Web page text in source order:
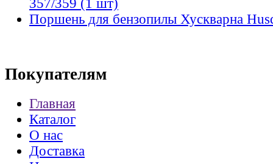
357/359 (1 шт)
Поршень для бензопилы Хускварна
Покупателям
Главная
Каталог
О нас
Доставка